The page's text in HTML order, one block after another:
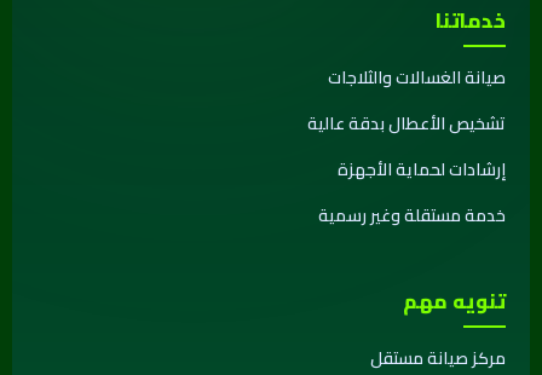
خدماتنا
صيانة الغسالات والثلاجات
تشخيص الأعطال بدقة عالية
إرشادات لحماية الأجهزة
خدمة مستقلة وغير رسمية
تنويه مهم
مركز صيانة مستقل